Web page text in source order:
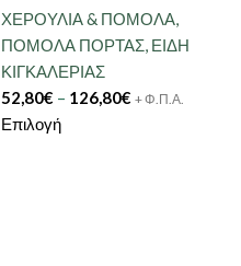
ΧΕΡΟΥΛΙΑ & ΠΟΜΟΛΑ,
ΠΟΜΟΛΑ ΠΟΡΤΑΣ, ΕΙΔΗ
ΚΙΓΚΑΛΕΡΙΑΣ
52,80€ – 126,80€ + Φ.Π.Α.
Επιλογή